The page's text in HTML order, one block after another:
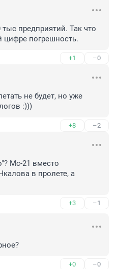
предприятий. Так что
цифре погрешность.
+1 –0
не будет, но уже
:)))
+8 –2
Мс-21 вместо
в пролете, а
+3 –1
+0 –0